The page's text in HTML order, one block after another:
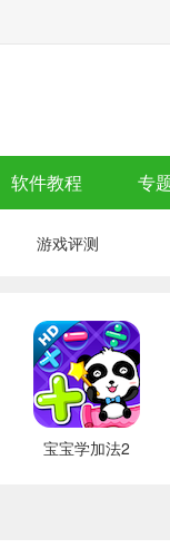
软件教程 专
游戏评测
宝宝学加法2